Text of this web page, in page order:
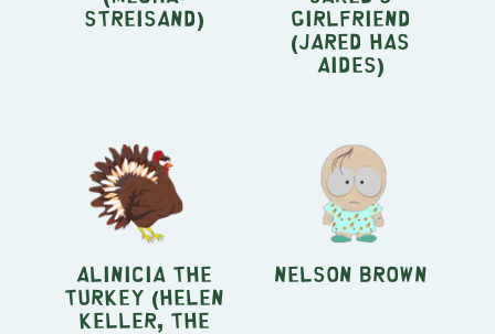
Streisand) girlfriend
(Jared Has
Aides)
Alinicia the
turkey (Helen
Keller, the
Nelson Brown